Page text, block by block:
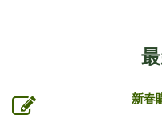
新春